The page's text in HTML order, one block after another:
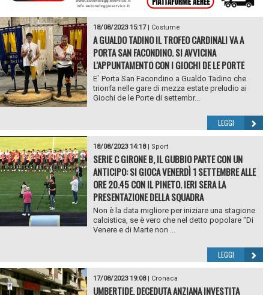
18/08/2023 15:17| Costume
A GUALDO TADINO IL TROFEO CARDINALI VA A
PORTA SAN FACONDINO. SI AVVICINA
L'APPUNTAMENTO CON I GIOCHI DE LE PORTE
E` Porta San Facondino a Gualdo Tadino che
trionfa nelle gare di mezza estate preludio ai
Giochi de le Porte di settembr...
LEGGI
18/08/2023 14:18| Sport
SERIE C GIRONE B, IL GUBBIO PARTE CON UN
ANTICIPO: SI GIOCA VENERDÌ 1 SETTEMBRE ALLE
ORE 20.45 CON IL PINETO. IERI SERA LA
PRESENTAZIONE DELLA SQUADRA
Non è la data migliore per iniziare una stagione
calcistica, se è vero che nel detto popolare "Di
Venere e di Marte non ...
LEGGI
17/08/2023 19:08| Cronaca
UMBERTIDE, DECEDUTA ANZIANA INVESTITA